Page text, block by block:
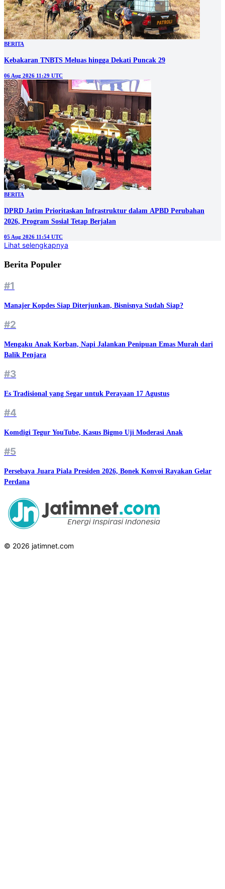
BERITA
Kebakaran TNBTS Meluas hingga Dekati Puncak 29
06 Aug 2026 11:29 UTC
BERITA
DPRD Jatim Prioritaskan Infrastruktur dalam APBD Perubahan
2026, Program Sosial Tetap Berjalan
05 Aug 2026 11:54 UTC
Lihat selengkapnya
Berita Populer
#1
Manajer Kopdes Siap Diterjunkan, Bisnisnya Sudah Siap?
#2
Mengaku Anak Korban, Napi Jalankan Penipuan Emas Murah dari
Balik Penjara
#3
Es Tradisional yang Segar untuk Perayaan 17 Agustus
#4
Komdigi Tegur YouTube, Kasus Bigmo Uji Moderasi Anak
#5
Persebaya Juara Piala Presiden 2026, Bonek Konvoi Rayakan Gelar
Perdana
© 2026 jatimnet.com